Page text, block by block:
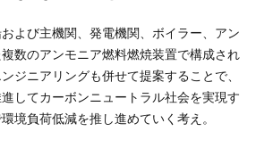
よび主機関、発電機関、ボイラー、アン
数のアンモニア燃料燃焼装置で構成され
ジニアリングも併せて提案することで、
してカーボンニュートラル社会を実現す
境負荷低減を推し進めていく考え。